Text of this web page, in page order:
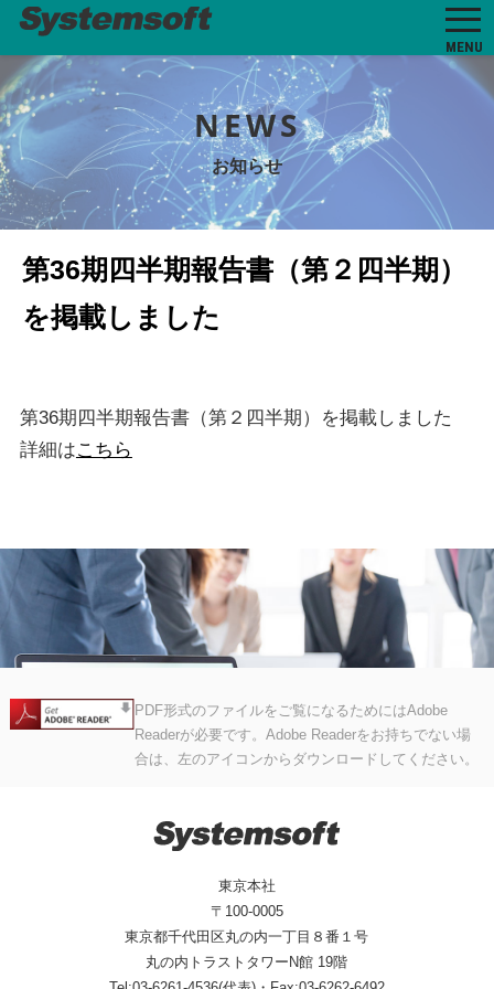
MENU
NEWS
お知らせ
第36期四半期報告書（第２四半期）
を掲載しました
第36期四半期報告書（第２四半期）を掲載しました
詳細はこちら
PDF形式のファイルをご覧になるためにはAdobe
Readerが必要です。Adobe Readerをお持ちでない場
合は、左のアイコンからダウンロードしてください。
東京本社
〒100-0005
東京都千代田区丸の内一丁目８番１号
丸の内トラストタワーN館 19階